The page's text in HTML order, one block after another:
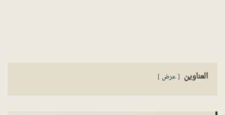
العناوين عرض